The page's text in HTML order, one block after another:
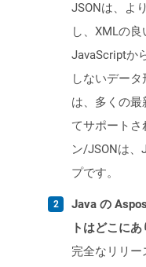
JSONは、よ
し、XMLの
JavaScriptか
しないデー
は、多くの最
てサポートさ
ン/JSONは、
プです。
Java の
トはどこに
完全なリリー